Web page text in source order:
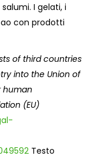
I gelati, i
con prodotti
of third countries
into the Union of
human
(EU)
Testo